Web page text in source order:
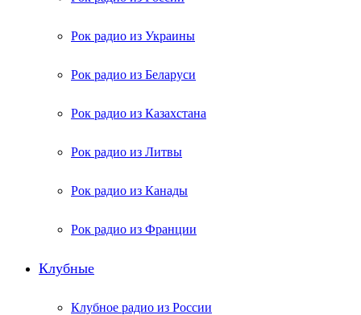
Рок радио из Украины
Рок радио из Беларуси
Рок радио из Казахстана
Рок радио из Литвы
Рок радио из Канады
Рок радио из Франции
Клубные
Клубное радио из России